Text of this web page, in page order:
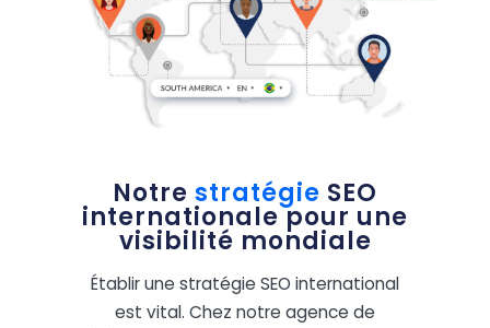
Notre stratégie SEO
internationale pour une
visibilité mondiale
Établir une stratégie SEO international
est vital. Chez notre agence de